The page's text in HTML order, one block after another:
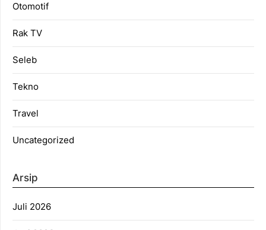
Otomotif
Rak TV
Seleb
Tekno
Travel
Uncategorized
Arsip
Juli 2026